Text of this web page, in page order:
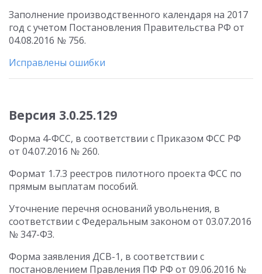
Заполнение производственного календаря на 2017
год с учетом Постановления Правительства РФ от
04.08.2016 № 756.
Исправлены ошибки
Версия 3.0.25.129
Форма 4-ФСС, в соответствии с Приказом ФСС РФ
от 04.07.2016 № 260.
Формат 1.7.3 реестров пилотного проекта ФСС по
прямым выплатам пособий.
Уточнение перечня оснований увольнения, в
соответствии с Федеральным законом от 03.07.2016
№ 347-ФЗ.
Форма заявления ДСВ-1, в соответствии с
постановлением Правления ПФ РФ от 09.06.2016 №